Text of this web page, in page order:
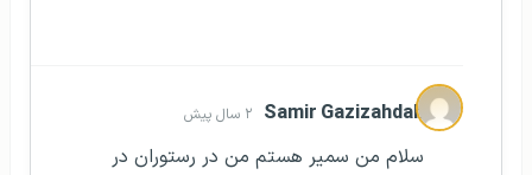
Samir Gazizahdah ۲ سال پیش
سلام من سمیر هستم من در رستوران در